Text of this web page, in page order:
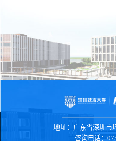
地址： 广东省深圳市
咨询电话：